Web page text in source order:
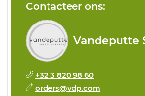
Contacteer ons:
Vandeputte
+32 3 820 98 60
orders@vdp.com